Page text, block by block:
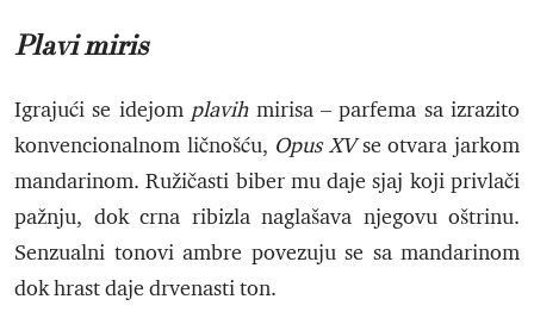
Plavi miris
Igrajući se idejom plavih mirisa – parfema sa izrazito
konvencionalnom ličnošću, Opus XVse otvara jarkom
mandarinom. Ružičasti biber mu daje sjaj koji privlači
pažnju, dok crna ribizla naglašava njegovu oštrinu.
Senzualni tonovi ambre povezuju se sa mandarinom
dok hrast daje drvenasti ton.